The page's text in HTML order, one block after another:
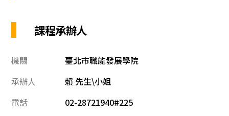
課程承辦人
機關
臺北市職能發展學院
承辦人
賴 先生\小姐
電話
02-28721940#225